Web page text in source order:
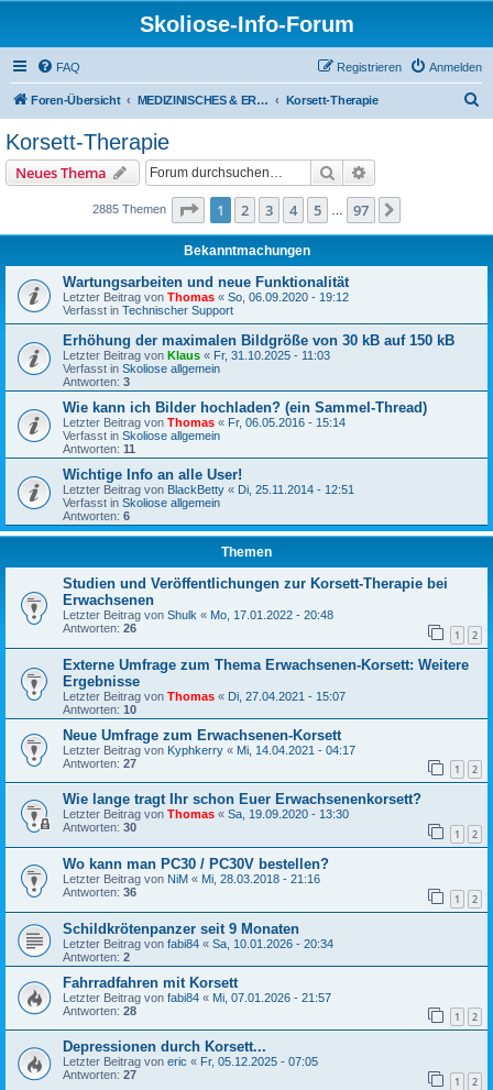
Skoliose-Info-Forum
FAQ Anmelden
Registrieren
Foren-Übersicht MEDIZINISCHES & ERFAHRUNGSAUSTAUSCH über Skoliose und Hyperkyphose Korsett-Therapie
Korsett-Therapie
Neues Thema Suche
2885 Themen Seite 1von 97
1 2 3 4 5 97
Bekanntmachungen
Wartungsarbeiten und neue Funktionalität
Letzter Beitrag von Thomas « So, 06.09.2020 - 19:12
Verfasst in Technischer Support
Erhöhung der maximalen Bildgröße von 30 kB auf 150 kB
Letzter Beitrag von Klaus « Fr, 31.10.2025 - 11:03
Verfasst in Skoliose allgemein
Antworten: 3
Wie kann ich Bilder hochladen? (ein Sammel-Thread)
Letzter Beitrag von Thomas « Fr, 06.05.2016 - 15:14
Verfasst in Skoliose allgemein
Antworten: 11
Wichtige Info an alle User!
Letzter Beitrag von BlackBetty « Di, 25.11.2014 - 12:51
Verfasst in Skoliose allgemein
Antworten: 6
Themen
Studien und Veröffentlichungen zur Korsett-Therapie bei
Erwachsenen
Letzter Beitrag von Shulk « Mo, 17.01.2022 - 20:48
Antworten: 26 1 2
Externe Umfrage zum Thema Erwachsenen-Korsett: Weitere
Ergebnisse
Letzter Beitrag von Thomas « Di, 27.04.2021 - 15:07
Antworten: 10
Neue Umfrage zum Erwachsenen-Korsett
Letzter Beitrag von Kyphkerry « Mi, 14.04.2021 - 04:17
Antworten: 27 1 2
Wie lange tragt Ihr schon Euer Erwachsenenkorsett?
Letzter Beitrag von Thomas « Sa, 19.09.2020 - 13:30
Antworten: 30 1 2
Wo kann man PC30 / PC30V bestellen?
Letzter Beitrag von NiM « Mi, 28.03.2018 - 21:16
Antworten: 36 1 2
Schildkrötenpanzer seit 9 Monaten
Letzter Beitrag von fabi84 « Sa, 10.01.2026 - 20:34
Antworten: 2
Fahrradfahren mit Korsett
Letzter Beitrag von fabi84 « Mi, 07.01.2026 - 21:57
Antworten: 28 1 2
Depressionen durch Korsett...
Letzter Beitrag von eric « Fr, 05.12.2025 - 07:05
Antworten: 27 1 2